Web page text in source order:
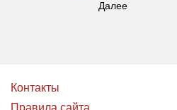
Далее
Контакты
Правила сайта